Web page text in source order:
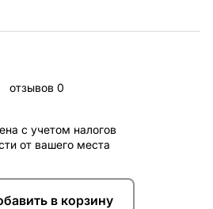
отзывов 0
с учетом налогов
от вашего места
в корзину